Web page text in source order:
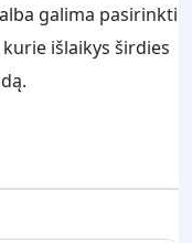
galima pasirinkti
išlaikys širdies